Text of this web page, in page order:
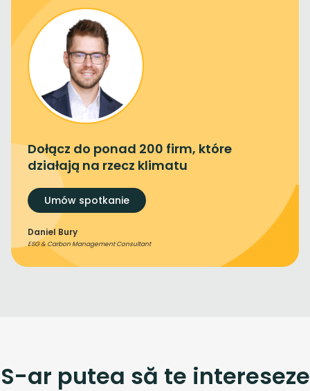
Dołącz do ponad 200 firm, które
działają na rzecz klimatu
Umów spotkanie
Daniel Bury
ESG & Carbon Management Consultant
S-ar putea să te intereseze